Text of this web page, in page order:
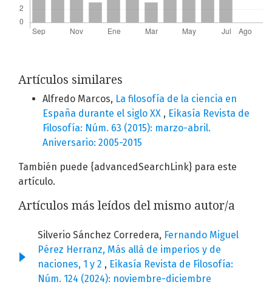
Artículos similares
Alfredo Marcos, La filosofía de la ciencia en
España durante el siglo XX , Eikasía Revista de
Filosofía: Núm. 63 (2015): marzo-abril.
Aniversario: 2005-2015
También puede {advancedSearchLink} para este
artículo.
Artículos más leídos del mismo autor/a
Silverio Sánchez Corredera, Fernando Miguel
Pérez Herranz, Más allá de imperios y de
naciones, 1 y 2 , Eikasía Revista de Filosofía:
Núm. 124 (2024): noviembre-diciembre